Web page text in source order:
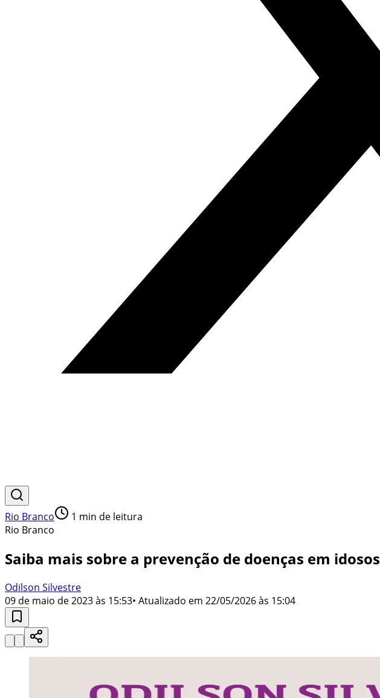
Rio Branco 1 min de leitura
Rio Branco
Saiba mais sobre a prevenção de doenças em idosos
Odilson Silvestre
09 de maio de 2023 às 15:53• Atualizado em 22/05/2026 às 15:04